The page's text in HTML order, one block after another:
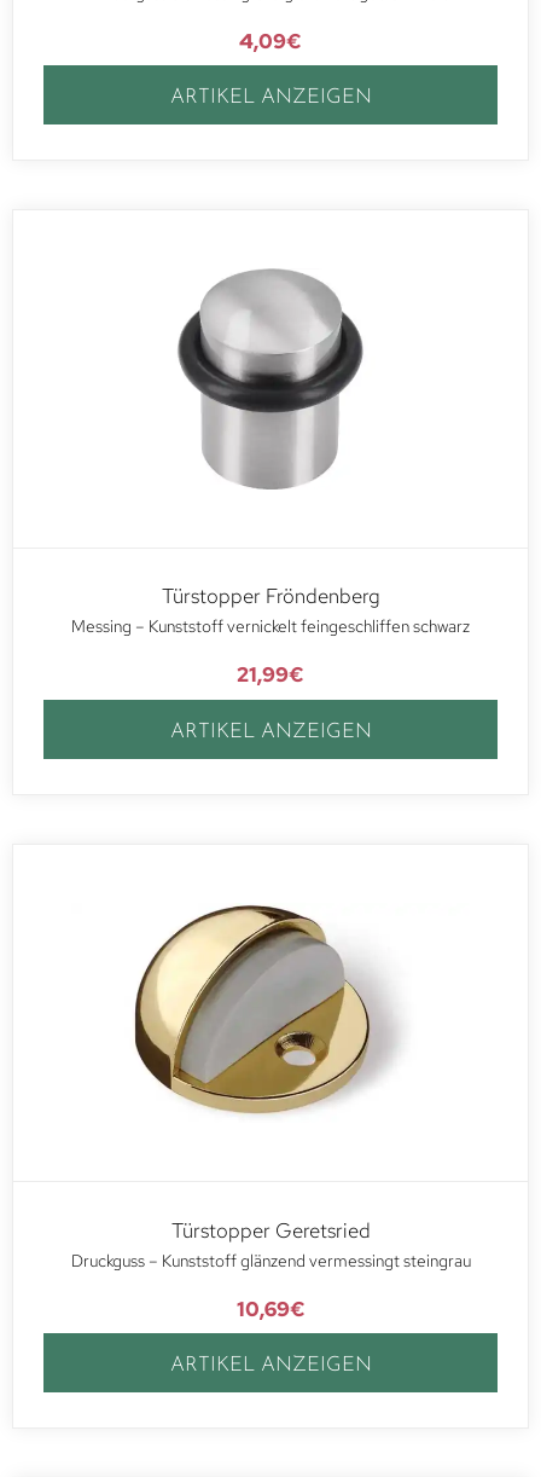
4,09€
ARTIKEL ANZEIGEN
Türstopper Fröndenberg
Messing – Kunststoff vernickelt feingeschliffen schwarz
21,99€
ARTIKEL ANZEIGEN
Türstopper Geretsried
Druckguss – Kunststoff glänzend vermessingt steingrau
10,69€
ARTIKEL ANZEIGEN